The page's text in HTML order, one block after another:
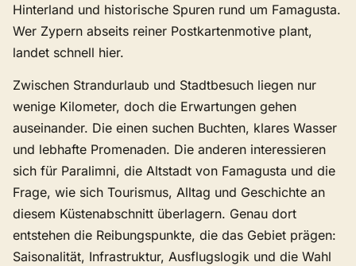
Hinterland und historische Spuren rund um Famagusta.
Wer Zypern abseits reiner Postkartenmotive plant,
landet schnell hier.
Zwischen Strandurlaub und Stadtbesuch liegen nur
wenige Kilometer, doch die Erwartungen gehen
auseinander. Die einen suchen Buchten, klares Wasser
und lebhafte Promenaden. Die anderen interessieren
sich für Paralimni, die Altstadt von Famagusta und die
Frage, wie sich Tourismus, Alltag und Geschichte an
diesem Küstenabschnitt überlagern. Genau dort
entstehen die Reibungspunkte, die das Gebiet prägen:
Saisonalität, Infrastruktur, Ausflugslogik und die Wahl